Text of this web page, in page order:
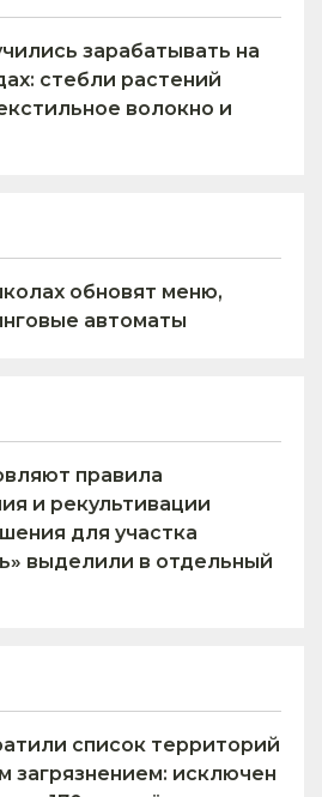
зарабатывать на
стебли растений
волокно и
обновят меню,
автоматы
правила
и рекультивации
для участка
выделили в отдельный
список территорий
загрязнением: исключен